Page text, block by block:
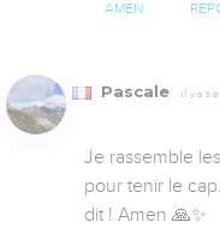
AMEN
Pascale Il y a 5
Je rassemble
pour tenir le
dit ! Amen 🙏✨